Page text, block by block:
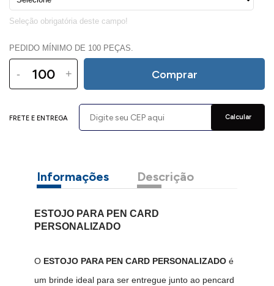
PEDIDO MÍNIMO DE 100 PEÇAS.
- + Comprar
FRETE E ENTREGA Calcular
Informações Descrição
ESTOJO PARA PEN CARD
PERSONALIZADO
O ESTOJO PARA PEN CARD PERSONALIZADOé
um brinde ideal para ser entregue junto ao pencard